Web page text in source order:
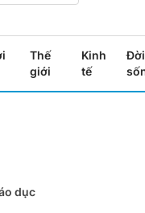
Thế
giới
Kinh
tế
Đời
dục